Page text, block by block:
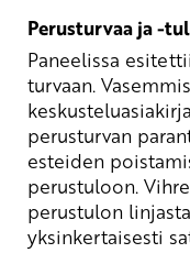
Perusturvaa ja -
Paneelissa
turvaan.
perusturvan
esteiden
perustuloon.
perustulon
yksinkertaisesti